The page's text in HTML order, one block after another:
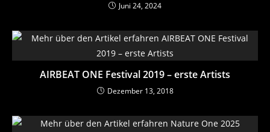
Juni 24, 2024
AIRBEAT ONE Festival 2019 – erste Artists
Dezember 13, 2018